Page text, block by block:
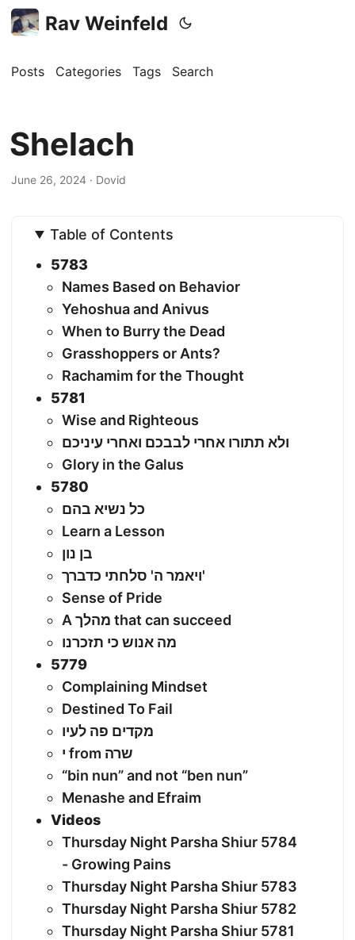
Rav Weinfeld
Posts Categories Tags Search
Shelach
June 26, 2024 · Dovid
Table of Contents
5783
Names Based on Behavior
Yehoshua and Anivus
When to Burry the Dead
Grasshoppers or Ants?
Rachamim for the Thought
5781
Wise and Righteous
ולא תתורו אחרי לבבכם ואחרי עיניכם
Glory in the Galus
5780
כל נשיא בהם
Learn a Lesson
בן נון
ויאמר ה' סלחתי כדברך'
Sense of Pride
A מהלך that can succeed
מה אנוש כי תזכרנו
5779
Complaining Mindset
Destined To Fail
מקדים פה לעיו
י from שרה
“bin nun” and not “ben nun”
Menashe and Efraim
Videos
Thursday Night Parsha Shiur 5784
- Growing Pains
Thursday Night Parsha Shiur 5783
Thursday Night Parsha Shiur 5782
Thursday Night Parsha Shiur 5781